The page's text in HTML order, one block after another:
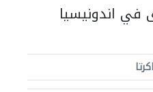
اندونيسيا